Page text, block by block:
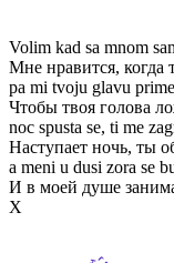
Volim kad sa mnom
Мне нравится, когда
pa mi tvoju glavu
Чтобы твоя голова
noc spusta se, ti me
Наступает ночь, ты
a meni u dusi zora se
И в моей душе
Х